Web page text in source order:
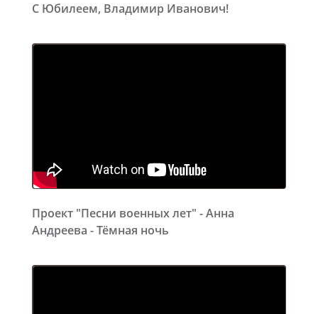
С Юбилеем, Владимир Иванович!
Проект "Песни военных лет" - Анна
Андреева - Тёмная ночь